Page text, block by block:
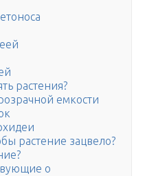
растения?
емкости
растение зацвело?
о